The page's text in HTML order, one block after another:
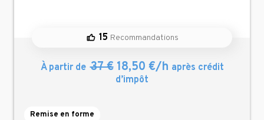
15 Recommandations
À partir de 37 €18,50 €/h après crédit
d’impôt
Remise en forme